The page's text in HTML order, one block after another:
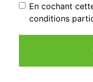
En cochant
conditions